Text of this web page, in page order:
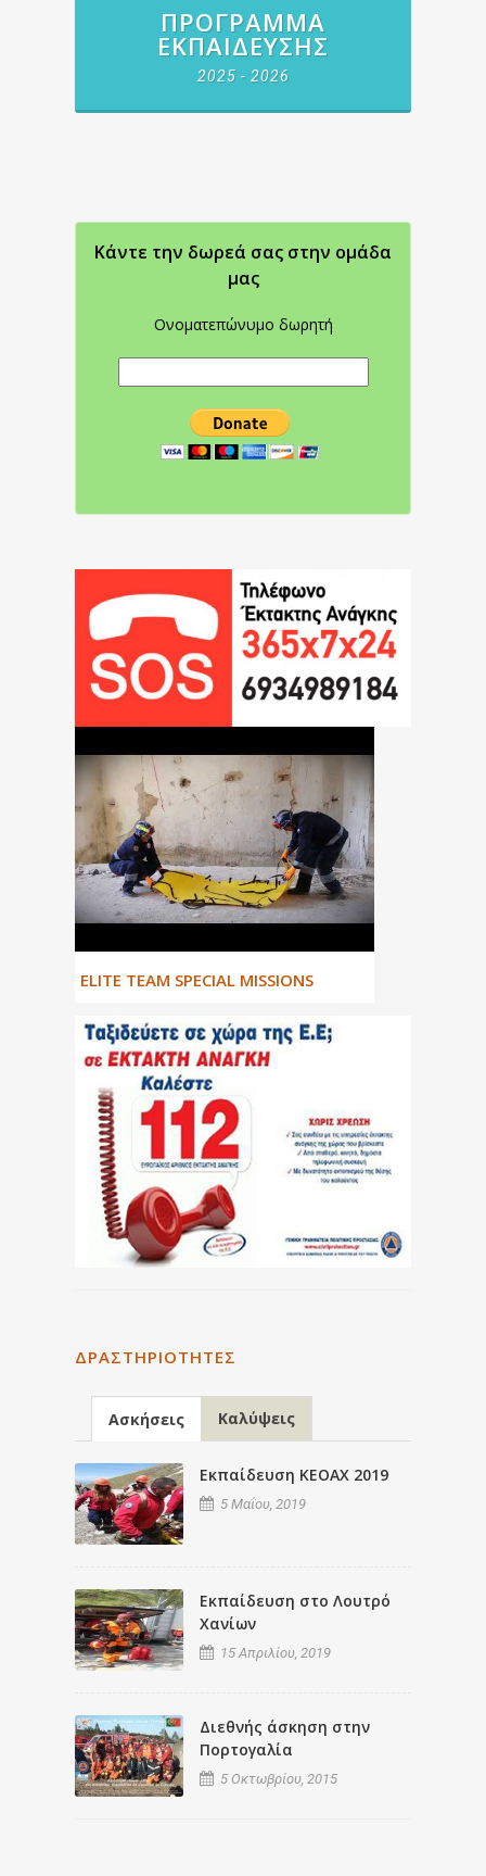
ΠΡΌΓΡΑΜΜΑ
ΕΚΠΑΊΔΕΥΣΗΣ
2025 - 2026
Κάντε την δωρεά σας στην oμάδα
μας
Ονοματεπώνυμο δωρητή
ΕLITE TEAM SPECIAL MISSIONS
ΔΡΑΣΤΗΡΙΌΤΗΤΕΣ
Ασκήσεις Καλύψεις
Εκπαίδευση ΚΕΟΑΧ 2019
5 Μαΐου, 2019
Εκπαίδευση στο Λουτρό
Χανίων
15 Απριλίου, 2019
Διεθνής άσκηση στην
Πορτογαλία
5 Οκτωβρίου, 2015